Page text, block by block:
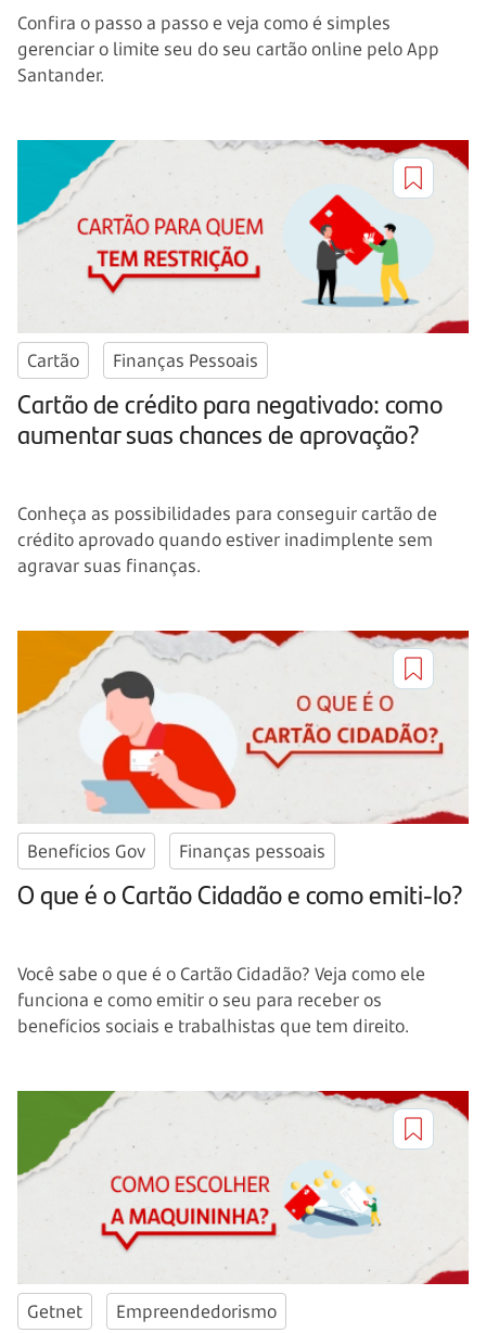
Confira o passo a passo e veja como é simples
gerenciar o limite seu do seu cartão online pelo App
Santander.
Cartão Finanças Pessoais
Cartão de crédito para negativado: como
aumentar suas chances de aprovação?
Conheça as possibilidades para conseguir cartão de
crédito aprovado quando estiver inadimplente sem
agravar suas finanças.
Benefícios Gov Finanças pessoais
O que é o Cartão Cidadão e como emiti-lo?
Você sabe o que é o Cartão Cidadão? Veja como ele
funciona e como emitir o seu para receber os
benefícios sociais e trabalhistas que tem direito.
Getnet Empreendedorismo